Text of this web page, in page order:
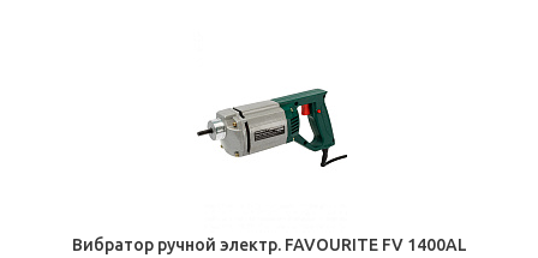
Вибратор ручной электр. FAVOURITE FV 1400AL